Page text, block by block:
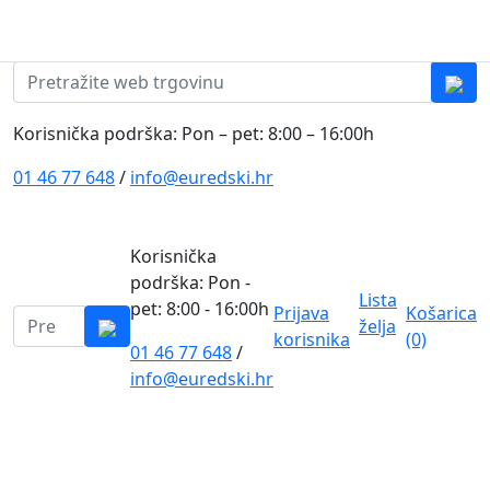
Pretraži:
Korisnička podrška: Pon – pet: 8:00 – 16:00h
01 46 77 648/ info@euredski.hr
Pretraži:
Korisnička
podrška: Pon -
pet: 8:00 - 16:00h
01 46 77 648/
info@euredski.hr
Prijava
korisnika
Lista
želja
Košarica
(0)